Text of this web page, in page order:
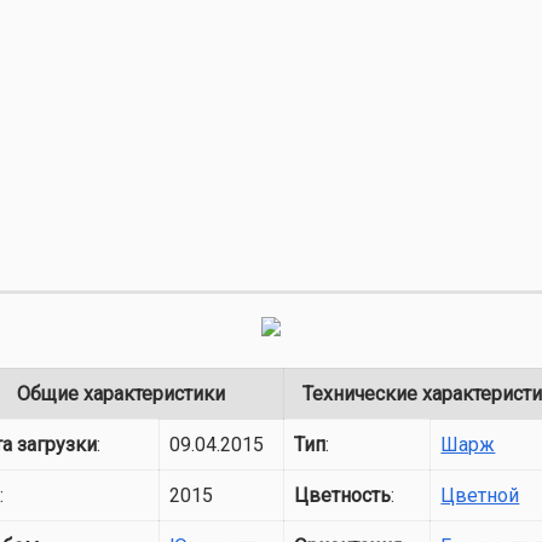
Общие характеристики Технические
загрузки: 09.04.2015 Тип: Шарж
: 2015 Цветность: Цветной